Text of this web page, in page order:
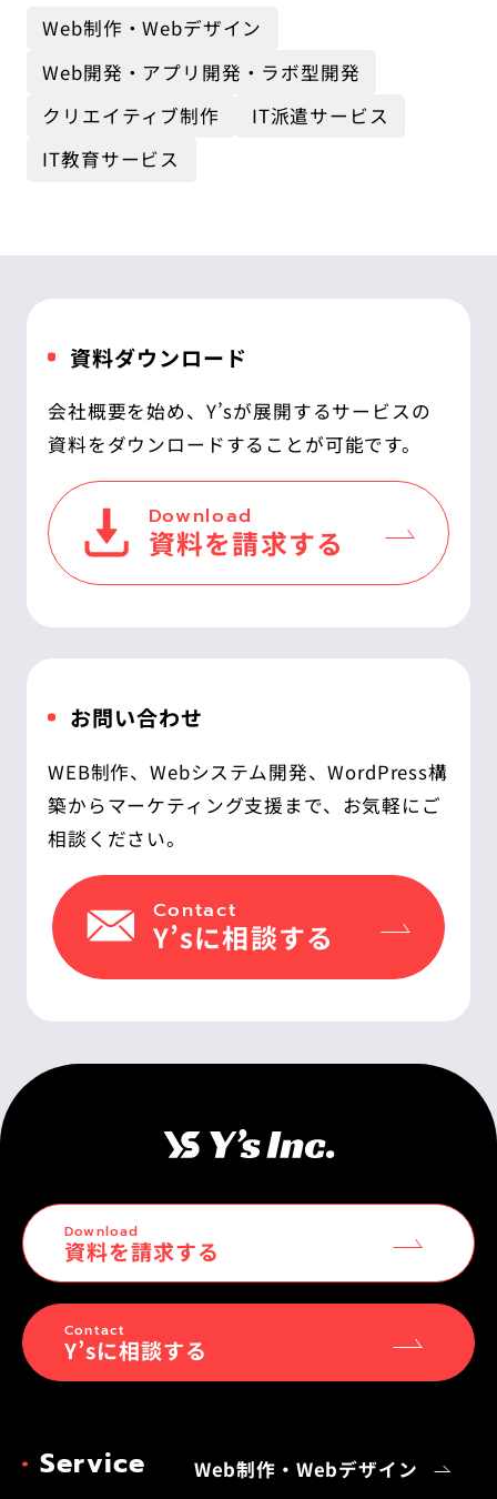
Web制作・Webデザイン
Web開発・アプリ開発・ラボ型開発
クリエイティブ制作
IT派遣サービス
IT教育サービス
資料ダウンロード
会社概要を始め、Y’sが展開するサービスの
資料をダウンロードすることが可能です。
Download
資料を請求する
お問い合わせ
WEB制作、Webシステム開発、WordPress構
築からマーケティング支援まで、お気軽にご
相談ください。
Contact
Y’sに相談する
Download
資料を請求する
Contact
Y’sに相談する
Service
Web制作・Webデザイン